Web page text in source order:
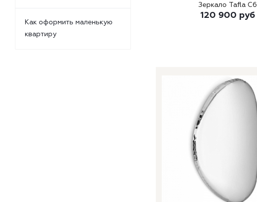
Зеркало Tafla C6
120 900 руб
Как оформить маленькую
квартиру